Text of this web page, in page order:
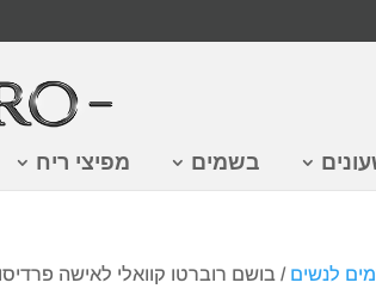
בשמים מפיצי ריח
לנשים / בושם רוברטו קוואלי לאישה פרדיסו Paradiso